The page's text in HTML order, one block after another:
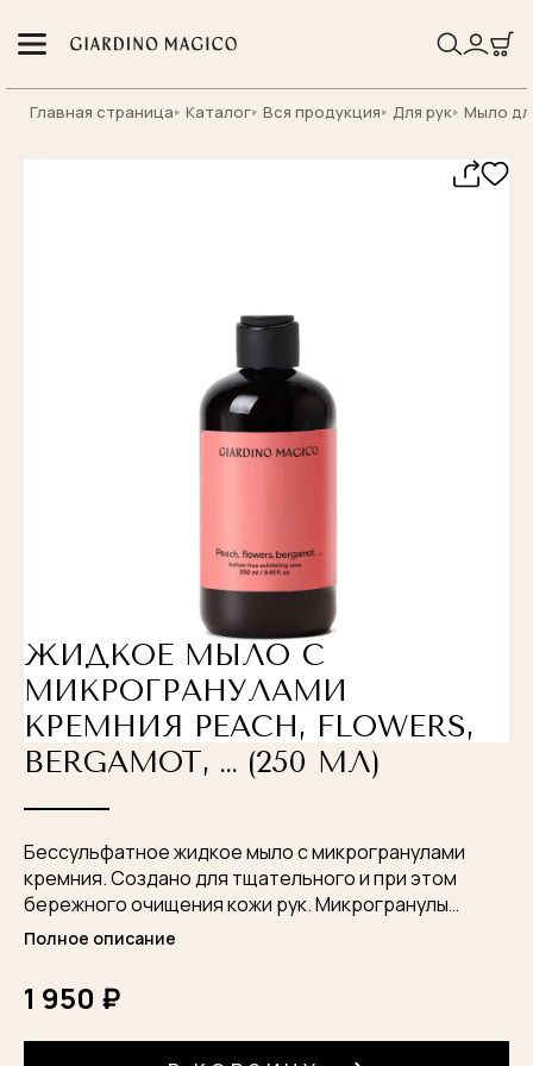
Главная страница Каталог Вся продукция Для рук Мыло
ЖИДКОЕ МЫЛО С
МИКРОГРАНУЛАМИ
КРЕМНИЯ PEACH, FLOWERS,
BERGAMOT, … (250 МЛ)
Бессульфатное жидкое мыло с микрогранулами
кремния. Создано для тщательного и при этом
бережного очищения кожи рук. Микрогранулы
деликатно отшелушивают кожу. Экстракт аптечной
алоэ увлажняет, предотвращает сухость и
стянутость. После себя средство оставляет
цветочно-фруктовый аромат с нотами бергамота,
Полное описание
1 950 ₽